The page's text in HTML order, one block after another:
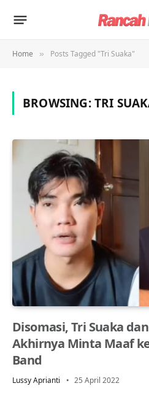
Home » Posts Tagged "Tri Suaka"
BROWSING:TRI
Disomasi, Tri Suaka
Akhirnya Minta Maaf
Band
Lussy Aprianti 25 April 2022